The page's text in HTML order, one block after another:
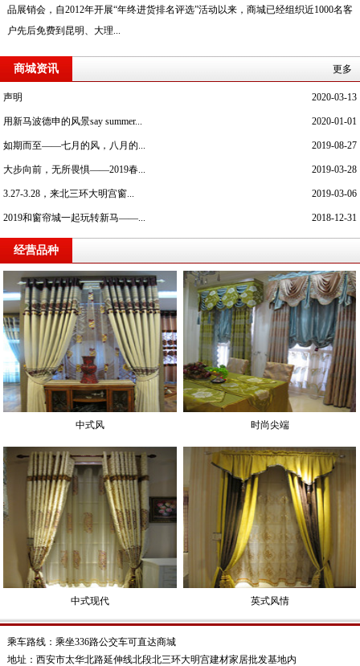
品展销会，自2012年开展“年终进货排名评选”活动以来，商城已经组织近1000名客
户先后免费到昆明、大理...
商城资讯 更多
2020-03-13
声明
2020-01-01
用新马波德申的风景say summer...
2019-08-27
如期而至——七月的风，八月的...
2019-03-28
大步向前，无所畏惧——2019春...
2019-03-06
3.27-3.28，来北三环大明宫窗...
2018-12-31
2019和窗帘城一起玩转新马——...
经营品种
中式风 时尚尖端
中式现代 英式风情
乘车路线：乘坐336路公交车可直达商城
地址：西安市太华北路延伸线北段北三环大明宫建材家居批发基地内